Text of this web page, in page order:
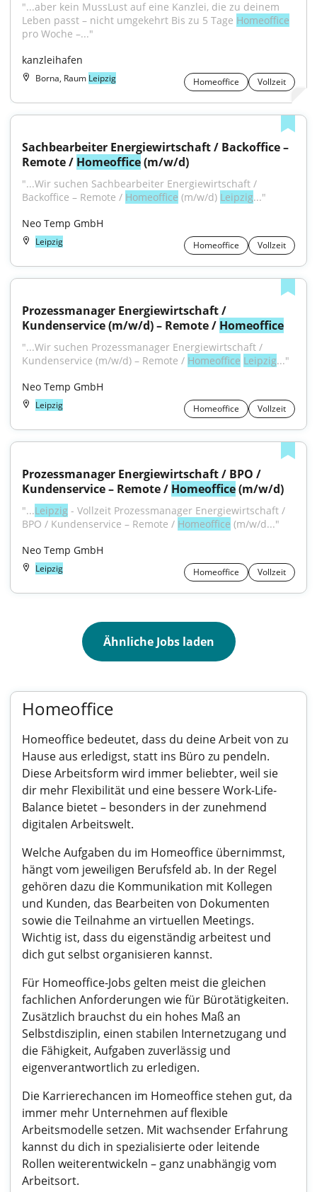
"...aber kein MussLust auf eine Kanzlei, die zu deinem
Leben passt – nicht umgekehrt Bis zu 5 Tage Homeoffice
pro Woche –..."
kanzleihafen
Borna, Raum Leipzig Homeoffice Vollzeit
Sachbearbeiter Energiewirtschaft / Backoffice –
Remote / Homeoffice (m/w/d)
"...Wir suchen Sachbearbeiter Energiewirtschaft /
Backoffice – Remote / Homeoffice (m/w/d) Leipzig..."
Neo Temp GmbH
Leipzig Homeoffice Vollzeit
Prozessmanager Energiewirtschaft /
Kundenservice (m/w/d) – Remote / Homeoffice
"...Wir suchen Prozessmanager Energiewirtschaft /
Kundenservice (m/w/d) – Remote / Homeoffice Leipzig..."
Neo Temp GmbH
Leipzig Homeoffice Vollzeit
Prozessmanager Energiewirtschaft / BPO /
Kundenservice – Remote / Homeoffice (m/w/d)
"...Leipzig - Vollzeit Prozessmanager Energiewirtschaft /
BPO / Kundenservice – Remote / Homeoffice (m/w/d..."
Neo Temp GmbH
Leipzig Homeoffice Vollzeit
Ähnliche Jobs laden
Homeoffice
Homeoffice bedeutet, dass du deine Arbeit von zu
Hause aus erledigst, statt ins Büro zu pendeln.
Diese Arbeitsform wird immer beliebter, weil sie
dir mehr Flexibilität und eine bessere Work-Life-
Balance bietet – besonders in der zunehmend
digitalen Arbeitswelt.
Welche Aufgaben du im Homeoffice übernimmst,
hängt vom jeweiligen Berufsfeld ab. In der Regel
gehören dazu die Kommunikation mit Kollegen
und Kunden, das Bearbeiten von Dokumenten
sowie die Teilnahme an virtuellen Meetings.
Wichtig ist, dass du eigenständig arbeitest und
dich gut selbst organisieren kannst.
Für Homeoffice-Jobs gelten meist die gleichen
fachlichen Anforderungen wie für Bürotätigkeiten.
Zusätzlich brauchst du ein hohes Maß an
Selbstdisziplin, einen stabilen Internetzugang und
die Fähigkeit, Aufgaben zuverlässig und
eigenverantwortlich zu erledigen.
Die Karrierechancen im Homeoffice stehen gut, da
immer mehr Unternehmen auf flexible
Arbeitsmodelle setzen. Mit wachsender Erfahrung
kannst du dich in spezialisierte oder leitende
Rollen weiterentwickeln – ganz unabhängig vom
Arbeitsort.